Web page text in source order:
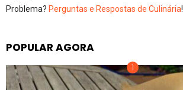
Problema? Perguntas e Respostas de Culinária!
POPULAR AGORA